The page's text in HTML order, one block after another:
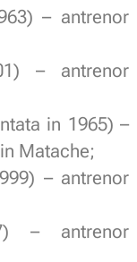
– antrenor
– antrenor
in 1965) –
Matache;
– antrenor
– antrenor